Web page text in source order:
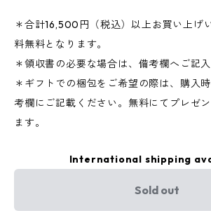
＊合計16,500円（税込）以上お買い上げ
料無料となります。
＊領収書の必要な場合は、備考欄へご記入
＊ギフトでの梱包をご希望の際は、購入
考欄にご記載ください。無料にてプレゼ
ます。
International shipping
Sold out